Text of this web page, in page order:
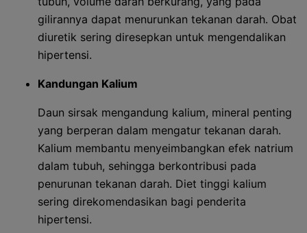
gilirannya dapat menurunkan tekanan darah. Obat
diuretik sering diresepkan untuk mengendalikan
hipertensi.
Kandungan Kalium
Daun sirsak mengandung kalium, mineral penting
yang berperan dalam mengatur tekanan darah.
Kalium membantu menyeimbangkan efek natrium
dalam tubuh, sehingga berkontribusi pada
penurunan tekanan darah. Diet tinggi kalium
sering direkomendasikan bagi penderita
hipertensi.